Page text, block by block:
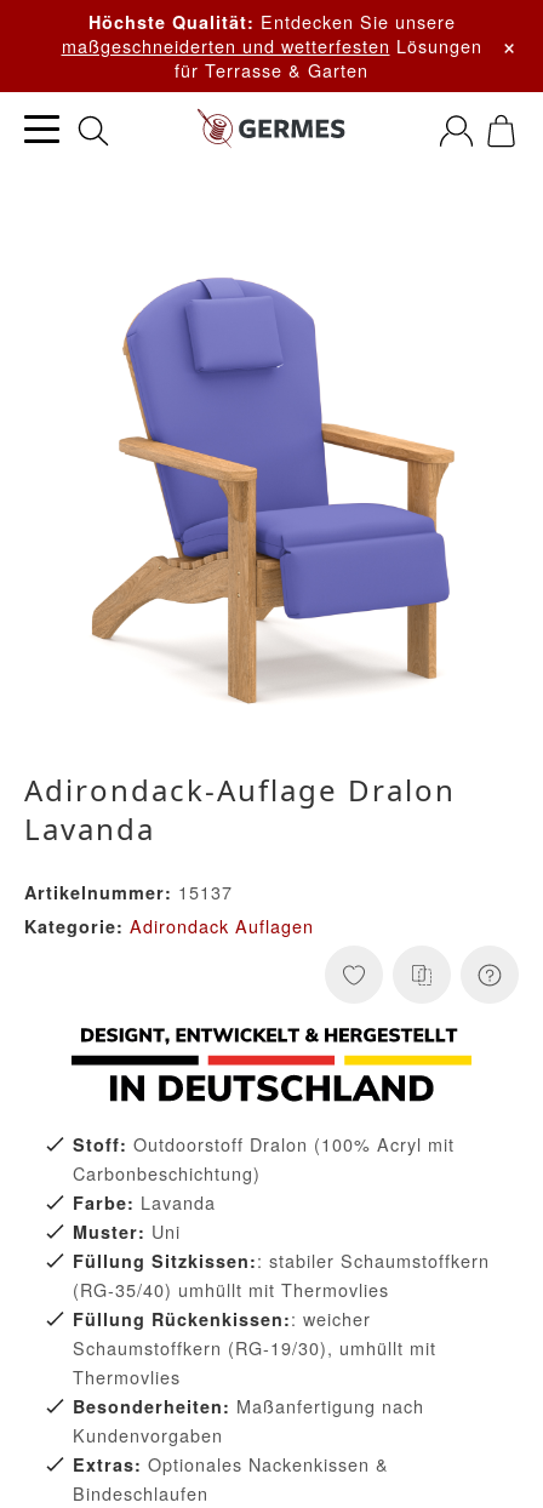
Höchste Qualität: Entdecken Sie unsere
maßgeschneiderten und wetterfesten Lösungen
für Terrasse & Garten
×
Adirondack-Auflage Dralon
Lavanda
Artikelnummer: 15137
Kategorie: Adirondack Auflagen
Stoff: Outdoorstoff Dralon (100% Acryl mit
Carbonbeschichtung)
Farbe: Lavanda
Muster: Uni
Füllung Sitzkissen:: stabiler Schaumstoffkern
(RG-35/40) umhüllt mit Thermovlies
Füllung Rückenkissen:: weicher
Schaumstoffkern (RG-19/30), umhüllt mit
Thermovlies
Besonderheiten: Maßanfertigung nach
Kundenvorgaben
Extras: Optionales Nackenkissen &
Bindeschlaufen